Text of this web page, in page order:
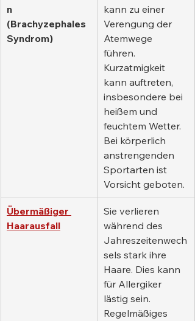
n
(Brachyzephales
Syndrom)
kann zu einer
Verengung der
Atemwege
führen.
Kurzatmigkeit
kann auftreten,
insbesondere bei
heißem und
feuchtem Wetter.
Bei körperlich
anstrengenden
Sportarten ist
Vorsicht geboten.
Übermäßiger
Haarausfall
Sie verlieren
während des
Jahreszeitenwech
sels stark ihre
Haare. Dies kann
für Allergiker
lästig sein.
Regelmäßiges